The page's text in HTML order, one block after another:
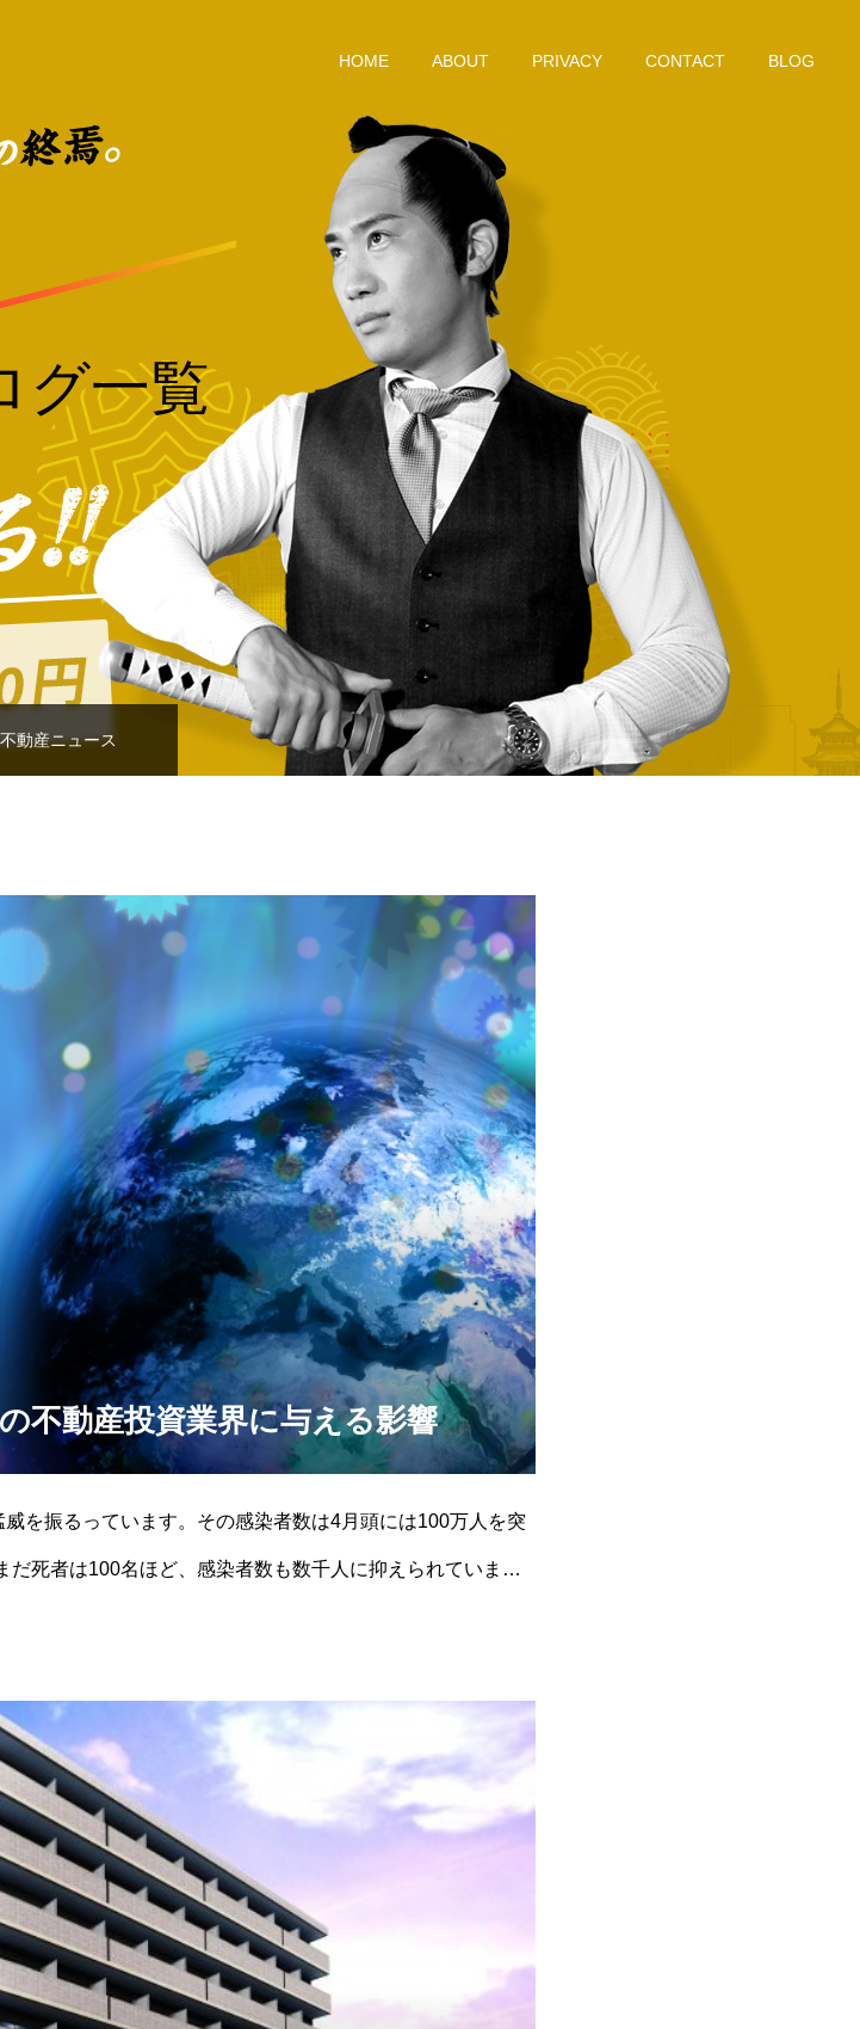
HOME ABOUT PRIVACY CONTACT BLOG
グ一覧
不動産ニュース
不動産投資業界に与える影響
を振るっています。その感染者数は4月頭には100万人を突
死者は100名ほど、感染者数も数千人に抑えられています